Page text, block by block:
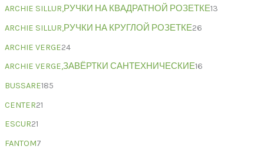
ARCHIE SILLUR,РУЧКИ НА КВАДРАТНОЙ РОЗЕТКЕ13
ARCHIE SILLUR,РУЧКИ НА КРУГЛОЙ РОЗЕТКЕ26
ARCHIE VERGE24
ARCHIE VERGE,ЗАВЁРТКИ САНТЕХНИЧЕСКИЕ16
BUSSARE185
CENTER21
ESCUR21
FANTOM7